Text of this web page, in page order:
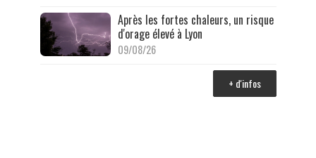
Après les fortes chaleurs, un risque
d'orage élevé à Lyon
09/08/26
+ d'infos